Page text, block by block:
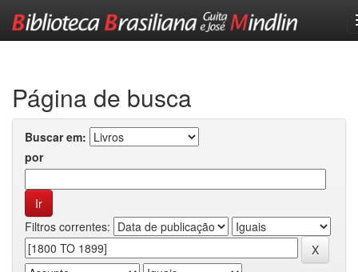
Página de busca
Buscar em:
por
Filtros correntes: